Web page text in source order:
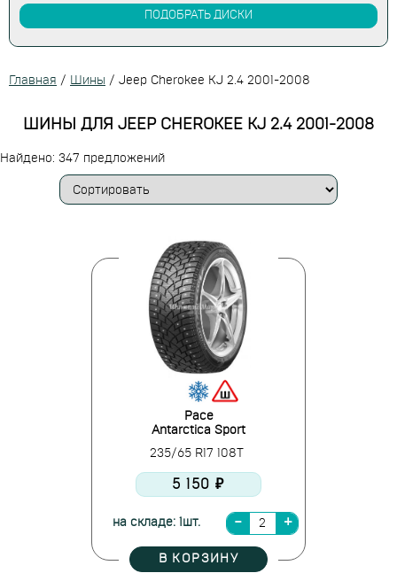
ПОДОБРАТЬ ДИСКИ
Главная / Шины / Jeep Cherokee KJ 2.4 2001-2008
ШИНЫ ДЛЯ JEEP CHEROKEE KJ 2.4 2001-2008
Найдено: 347 предложений
Pace
Antarctica Sport
235/65 R17 108T
5 150 ₽
на складе: 1шт.
В КОРЗИНУ